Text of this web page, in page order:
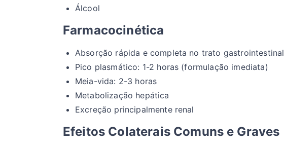
Álcool
Farmacocinética
Absorção rápida e completa no trato gastrointestinal
Pico plasmático: 1-2 horas (formulação imediata)
Meia-vida: 2-3 horas
Metabolização hepática
Excreção principalmente renal
Efeitos Colaterais Comuns e Graves